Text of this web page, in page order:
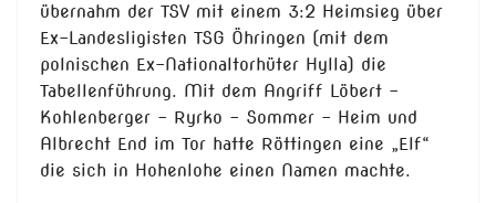
übernahm der TSV mit einem 3:2 Heimsieg über
Ex-Landesligisten TSG Öhringen (mit dem
polnischen Ex-Nationaltorhüter Hylla) die
Tabellenführung. Mit dem Angriff Löbert –
Kohlenberger – Ryrko – Sommer - Heim und
Albrecht End im Tor hatte Röttingen eine „Elf“
die sich in Hohenlohe einen Namen machte.